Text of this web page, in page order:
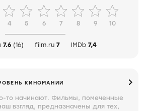
4 5 6 7 8 9 10
7.6 (16) film.ru 7 IMDb 7,4
КИНОМАНИИ
то начинают. Фильмы, помеченные
взгляд, предназначены для тех,